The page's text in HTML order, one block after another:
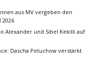
aus MV vergeben den
2026
Alexander und Sibel Kekilli auf
Dascha Petuchow verstärkt